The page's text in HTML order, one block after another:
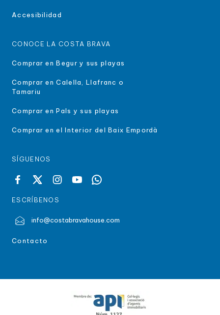
Accesibilidad
CONOCE LA COSTA BRAVA
Comprar en Begur y sus playas
Comprar en Calella, Llafranc o
Tamariu
Comprar en Pals y sus playas
Comprar en el Interior del Baix Empordà
SÍGUENOS
ESCRÍBENOS
info@costabravahouse.com
Contacto